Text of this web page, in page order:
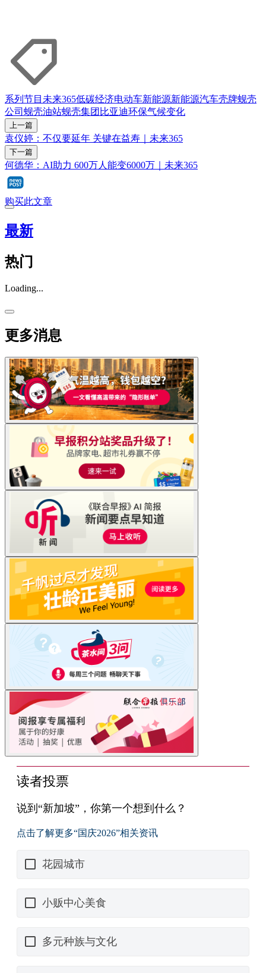
系列节目 未来365低碳经济电动车新能源新能源汽车壳牌蚬壳
公司 蚬壳油站蚬壳集团 比亚迪环保气候变化
上一篇
袁仪婷：不仅要延年 关键在益寿｜未来365
下一篇
何德华：AI助力 600万人能变6000万｜未来365
购买此文章
最新
热门
Loading...
更多消息